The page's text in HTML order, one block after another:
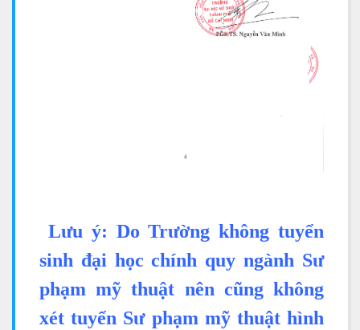
Lưu ý: Do Trường không tuyển
sinh đại học chính quy ngành Sư
phạm mỹ thuật nên cũng không
xét tuyển Sư phạm mỹ thuật hình